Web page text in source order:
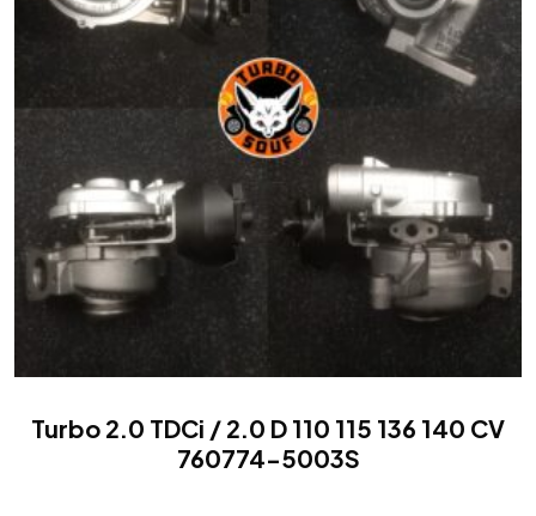
Turbo 2.0 TDCi / 2.0 D 110 115 136 140 CV
760774-5003S